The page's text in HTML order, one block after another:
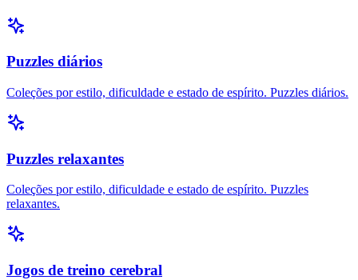
Puzzles diários
Coleções por estilo, dificuldade e estado de espírito. Puzzles diários.
Puzzles relaxantes
Coleções por estilo, dificuldade e estado de espírito. Puzzles
relaxantes.
Jogos de treino cerebral